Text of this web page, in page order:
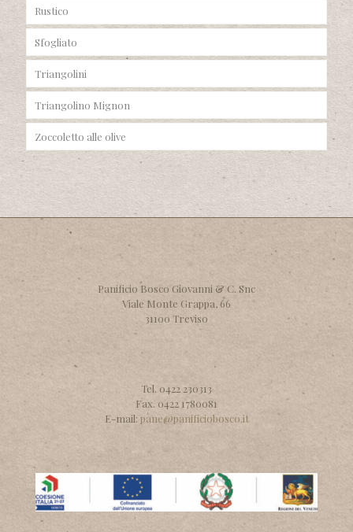
Rustico
Sfogliato
Triangolini
Triangolino Mignon
Zoccoletto alle olive
Panificio Bosco Giovanni & C. Snc
Viale Monte Grappa, 66
31100 Treviso
Tel. 0422 230313
Fax. 0422 1780081
E-mail: pane@panificiobosco.it